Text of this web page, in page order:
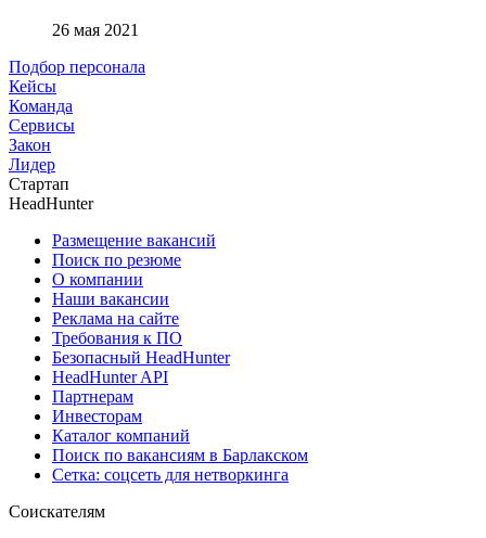
26 мая 2021
Подбор персонала
Кейсы
Команда
Сервисы
Закон
Лидер
Стартап
HeadHunter
Размещение вакансий
Поиск по резюме
О компании
Наши вакансии
Реклама на сайте
Требования к ПО
Безопасный HeadHunter
HeadHunter API
Партнерам
Инвесторам
Каталог компаний
Поиск по вакансиям в Барлакском
Сетка: соцсеть для нетворкинга
Соискателям